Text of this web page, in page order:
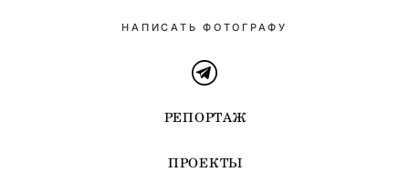
НАПИСАТЬ ФОТОГРАФУ
РЕПОРТАЖ
ПРОЕКТЫ